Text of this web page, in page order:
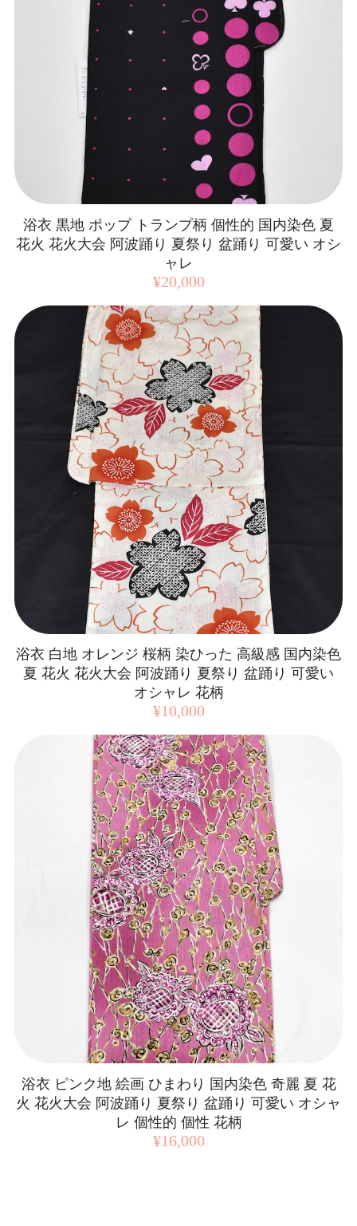
浴衣 黒地 ポップ トランプ柄 個性的 国内染色 夏
花火 花火大会 阿波踊り 夏祭り 盆踊り 可愛い オシ
ャレ
¥20,000
浴衣 白地 オレンジ 桜柄 染ひった 高級感 国内染色
夏 花火 花火大会 阿波踊り 夏祭り 盆踊り 可愛い
オシャレ 花柄
¥10,000
浴衣 ピンク地 絵画 ひまわり 国内染色 奇麗 夏 花
火 花火大会 阿波踊り 夏祭り 盆踊り 可愛い オシャ
レ 個性的 個性 花柄
¥16,000